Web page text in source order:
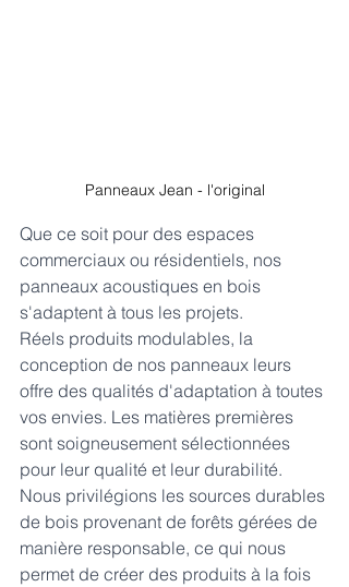
Panneaux Jean - l'original
Que ce soit pour des espaces
commerciaux ou résidentiels, nos
panneaux acoustiques en bois
s'adaptent à tous les projets.
Réels produits modulables, la
conception de nos panneaux leurs
offre des qualités d'adaptation à toutes
vos envies. Les matières premières
sont soigneusement sélectionnées
pour leur qualité et leur durabilité.
Nous privilégions les sources durables
de bois provenant de forêts gérées de
manière responsable, ce qui nous
permet de créer des produits à la fois